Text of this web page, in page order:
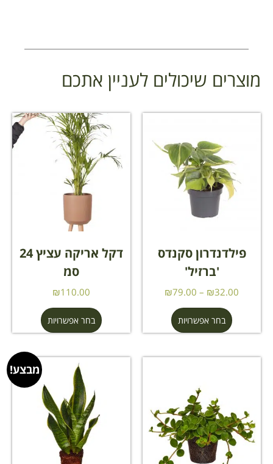
מוצרים שיכולים לעניין אתכם
פילדנדרון סקנדס
'ברזיל'
₪32.00
–
₪79.00
בחר אפשרויות
דקל אריקה עציץ 24
סמ
₪110.00
בחר אפשרויות
מבצע!